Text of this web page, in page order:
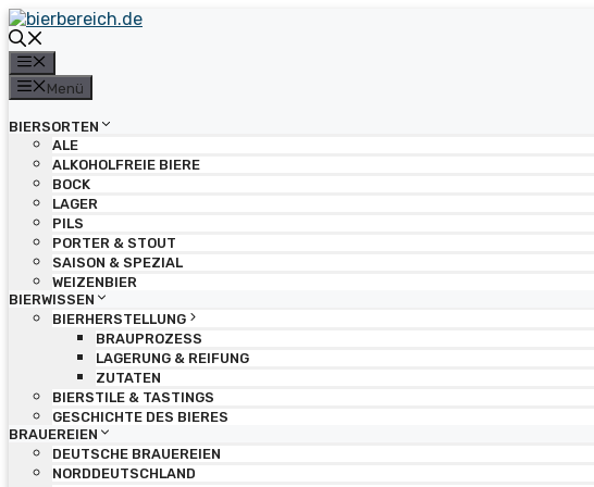
Zum
Inhalt
springen
Menü
BIERSORTEN
ALE
ALKOHOLFREIE BIERE
BOCK
LAGER
PILS
PORTER & STOUT
SAISON & SPEZIAL
WEIZENBIER
BIERWISSEN
BIERHERSTELLUNG
BRAUPROZESS
LAGERUNG & REIFUNG
ZUTATEN
BIERSTILE & TASTINGS
GESCHICHTE DES BIERES
BRAUEREIEN
DEUTSCHE BRAUEREIEN
NORDDEUTSCHLAND